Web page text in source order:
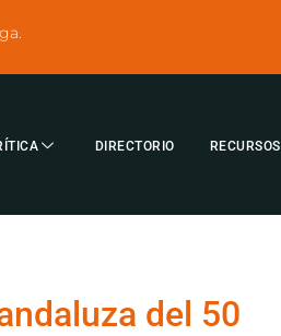
DIRECTORIO RECURSOS
del 50